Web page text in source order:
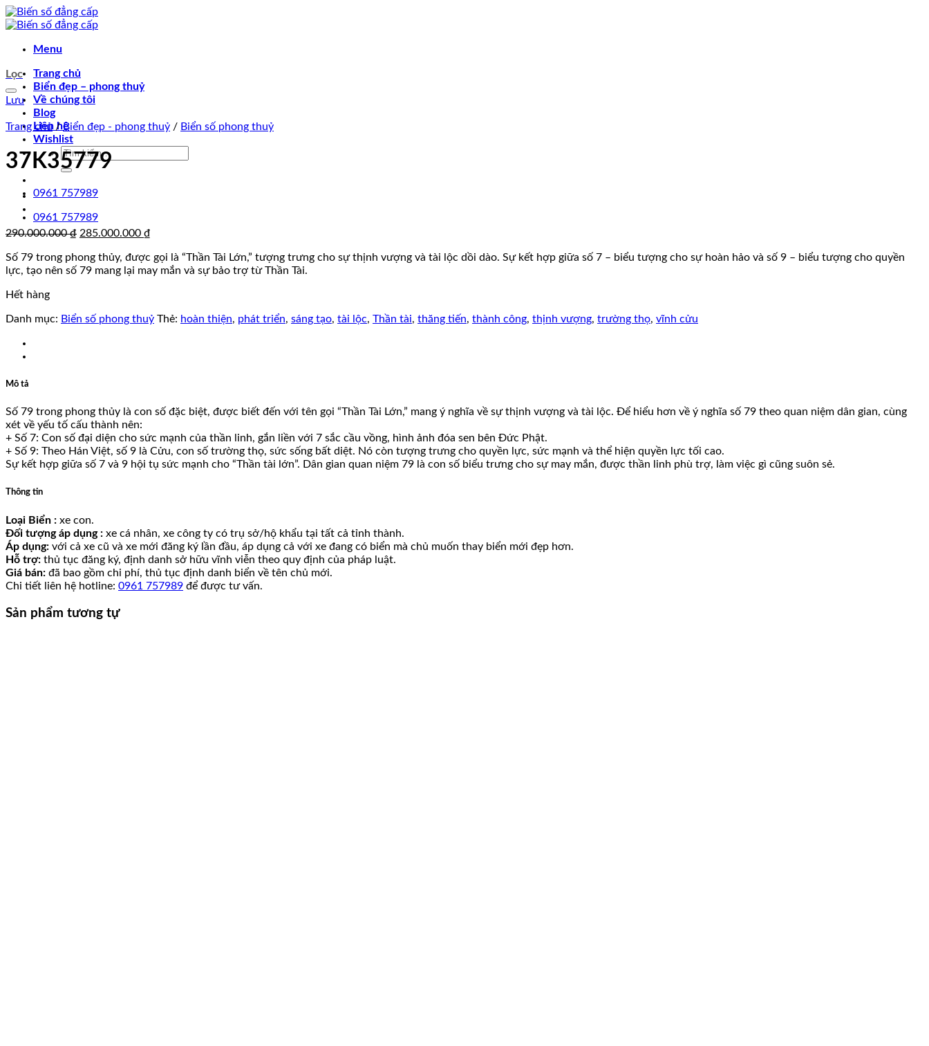
Chuyển
đến
dung
Menu
Trang chủ
Biển đẹp – phong thuỷ
Về chúng tôi
Blog
Liên hệ
Wishlist
Tìm
kiếm:
0961 757989
0961 757989
Lọc
Lưu
Trang chủ / Biển đẹp - phong thuỷ / Biển số phong thuỷ
37K35779
290.000.000₫ Giá
là:
290.000.000 ₫.
285.000.000 ₫
tại
là:
Số 79 trong phong thủy, được gọi là “Thần Tài Lớn,” tượng trưng cho sự thịnh vượng và tài lộc dồi dào. Sự kết hợp giữa số 7 – biểu tượng cho sự hoàn hảo và số 9 – biểu tượng cho quyền
lực, tạo nên số 79 mang lại may mắn và sự bảo trợ từ Thần Tài.
Hết hàng
Danh mục: Biển số phong thuỷ Thẻ: hoàn thiện, phát triển, sáng tạo, tài lộc, Thần tài, thăng tiến, thành công, thịnh vượng, trường thọ, vĩnh cửu
Mô tả
Số 79 trong phong thủy là con số đặc biệt, được biết đến với tên gọi “Thần Tài Lớn,” mang ý nghĩa về sự thịnh vượng và tài lộc. Để hiểu hơn về ý nghĩa số 79 theo quan niệm dân gian, cùng
xét về yếu tố cấu thành nên:
+ Số 7: Con số đại diện cho sức mạnh của thần linh, gắn liền với 7 sắc cầu vồng, hình ảnh đóa sen bên Đức Phật.
+ Số 9: Theo Hán Việt, số 9 là Cửu, con số trường thọ, sức sống bất diệt. Nó còn tượng trưng cho quyền lực, sức mạnh và thể hiện quyền lực tối cao.
Sự kết hợp giữa số 7 và 9 hội tụ sức mạnh cho “Thần tài lớn”. Dân gian quan niệm 79 là con số biểu trưng cho sự may mắn, được thần linh phù trợ, làm việc gì cũng suôn sẻ.
Thông tin
Loại Biển : xe con.
Đối tượng áp dụng : xe cá nhân, xe công ty có trụ sở/hộ khẩu tại tất cả tỉnh thành.
Áp dụng: với cả xe cũ và xe mới đăng ký lần đầu, áp dụng cả với xe đang có biển mà chủ muốn thay biển mới đẹp hơn.
Hỗ trợ: thủ tục đăng ký, định danh sở hữu vĩnh viễn theo quy định của pháp luật.
Giá bán: đã bao gồm chi phí, thủ tục định danh biển về tên chủ mới.
Chi tiết liên hệ hotline: 0961 757989 để được tư vấn.
Sản phẩm tương tự